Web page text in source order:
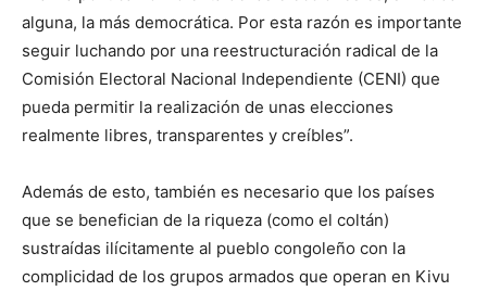
alguna, la más democrática. Por esta razón es importante
seguir luchando por una reestructuración radical de la
Comisión Electoral Nacional Independiente (CENI) que
pueda permitir la realización de unas elecciones
realmente libres, transparentes y creíbles”.
Además de esto, también es necesario que los países
que se benefician de la riqueza (como el coltán)
sustraídas ilícitamente al pueblo congoleño con la
complicidad de los grupos armados que operan en Kivu